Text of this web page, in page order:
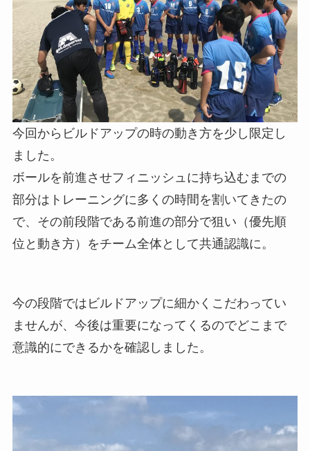
今回からビルドアップの時の動き方を少し限定し
ました。
ボールを前進させフィニッシュに持ち込むまでの
部分はトレーニングに多くの時間を割いてきたの
で、その前段階である前進の部分で狙い（優先順
位と動き方）をチーム全体として共通認識に。
今の段階ではビルドアップに細かくこだわってい
ませんが、今後は重要になってくるのでどこまで
意識的にできるかを確認しました。